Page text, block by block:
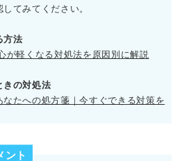
てみてください。
方法
が軽くなる対処法を原因別に解説
きの対処法
たへの処方箋｜今すぐできる対策を
ント